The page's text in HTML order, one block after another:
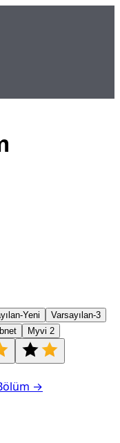
Yeni Varsayılan-3
Myvi 2
→